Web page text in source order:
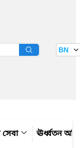
BN
ঊর্ধ্বতন